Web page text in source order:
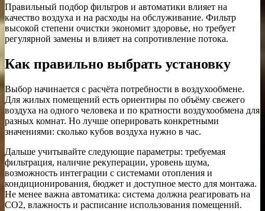
Правильный подбор фильтров и автоматики влияет на
качество воздуха и на расходы на обслуживание. Фильтр
высокой степени очистки экономит здоровье, но требует
регулярной замены и влияет на сопротивление потока.
Как правильно выбрать установку
Выбор начинается с расчёта потребности в воздухообмене.
Для жилых помещений есть ориентиры по объёму свежего
воздуха на одного человека и по кратности воздухообмена для
разных комнат. Но лучше оперировать конкретными
значениями: сколько кубов воздуха нужно в час.
Дальше учитывайте следующие параметры: требуемая
фильтрация, наличие рекуперации, уровень шума,
возможность интеграции с системами отопления и
кондиционирования, бюджет и доступное место для монтажа.
Не менее важна автоматика: система должна реагировать на
CO2, влажность и расписание использования помещений.